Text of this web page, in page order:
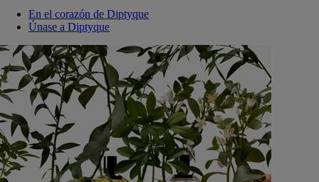
En el corazón de Diptyque
Únase a Diptyque